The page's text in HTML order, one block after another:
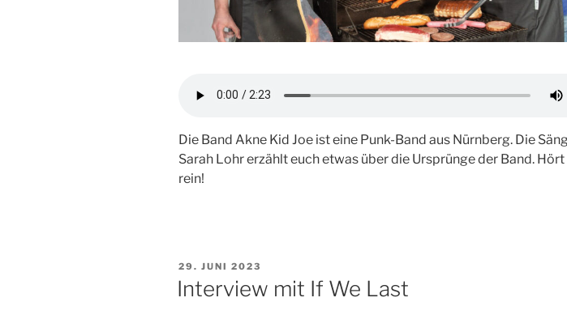
Die Band Akne Kid Joe ist eine Punk-Band aus Nürnberg. Die
Sarah Lohr erzählt euch etwas über die Ursprünge der Band.
rein!
VERÖFFENTLICHT
AM
29. JUNI 2023
Interview mit If We Last